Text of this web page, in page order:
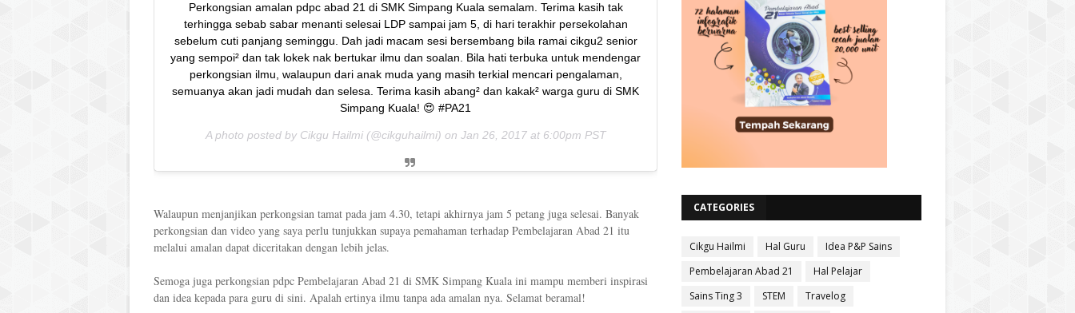
Perkongsian amalan pdpc abad 21 di SMK Simpang Kuala semalam. Terima kasih tak
terhingga sebab sabar menanti selesai LDP sampai jam 5, di hari terakhir persekolahan
sebelum cuti panjang seminggu. Dah jadi macam sesi bersembang bila ramai cikgu2 senior
yang sempoi² dan tak lokek nak bertukar ilmu dan soalan. Bila hati terbuka untuk mendengar
perkongsian ilmu, walaupun dari anak muda yang masih terkial mencari pengalaman,
semuanya akan jadi mudah dan selesa. Terima kasih abang² dan kakak² warga guru di SMK
Simpang Kuala! 😍 #PA21
A photo posted by Cikgu Hailmi (@cikguhailmi) on Jan 26, 2017 at 6:00pm PST
Walaupun menjanjikan perkongsian tamat pada jam 4.30, tetapi akhirnya jam 5 petang juga selesai. Banyak
perkongsian dan video yang saya perlu tunjukkan supaya pemahaman terhadap Pembelajaran Abad 21 itu
melalui amalan dapat diceritakan dengan lebih jelas.
Semoga juga perkongsian pdpc Pembelajaran Abad 21 di SMK Simpang Kuala ini mampu memberi inspirasi
dan idea kepada para guru di sini. Apalah ertinya ilmu tanpa ada amalan nya. Selamat beramal!
CATEGORIES
Cikgu Hailmi Hal Guru
Idea P&P Sains
Pembelajaran Abad 21
Hal Pelajar
Sains Ting 3
STEM
Travelog